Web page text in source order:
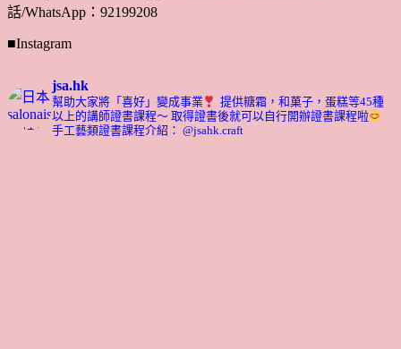
話/WhatsApp：92199208
■Instagram
jsa.hk
幫助大家將「喜好」變成事業
提供糖霜，和菓子，蛋糕等45種
以上的講師證書課程～ 取得證書後就可以自行開辦證書課程啦
手工藝類證書課程介紹： @jsahk.craft